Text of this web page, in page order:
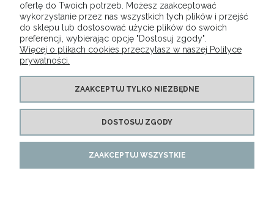
MENU
PŁATNOŚCI I DOSTAWA
INFORMACJE
Copyright LUNA Natalia Matysiak 2015-2025. All Rights Reserved
ofertę do Twoich potrzeb. Możesz zaakceptować
wykorzystanie przez nas wszystkich tych plików i przejść
do sklepu lub dostosować użycie plików do swoich
preferencji, wybierając opcję "Dostosuj zgody".
Więcej o plikach cookies przeczytasz w naszej Polityce
prywatności.
ZAAKCEPTUJ TYLKO NIEZBĘDNE
DOSTOSUJ ZGODY
ZAAKCEPTUJ WSZYSTKIE